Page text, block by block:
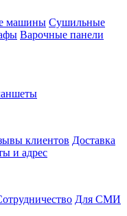
машины Сушильные
Варочные панели
клиентов Доставка
и адрес
Для СМИ